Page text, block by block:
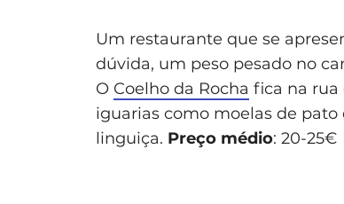
Um restaurante que se
dúvida, um peso pesado no
O Coelho da Rocha fica na rua
iguarias como moelas de
linguiça. Preço médio: 20-25€